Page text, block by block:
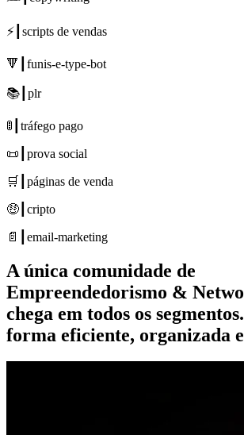
⚡┃scripts de vendas
🔻┃funis-e-type-bot
📚┃plr
🚦┃tráfego pago
📜┃prova social
🛒┃páginas de venda
🤑┃cripto
📄┃email-marketing
A única comunidade de
Empreendedorismo &
chega em todos os
forma eficiente, organizada